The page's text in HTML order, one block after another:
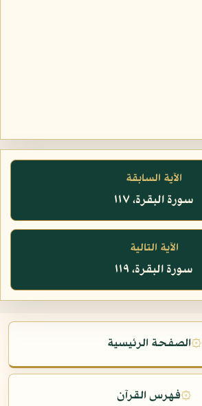
الآية السابقة
سورة البقرة، ١١٧
الآية التالية
سورة البقرة، ١١٩
۞الصفحة الرئيسية
۞فهرس القرآن